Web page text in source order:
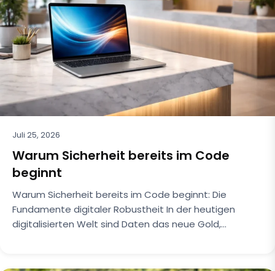
Juli 25, 2026
Warum Sicherheit bereits im Code
beginnt
Warum Sicherheit bereits im Code beginnt: Die
Fundamente digitaler Robustheit In der heutigen
digitalisierten Welt sind Daten das neue Gold,…